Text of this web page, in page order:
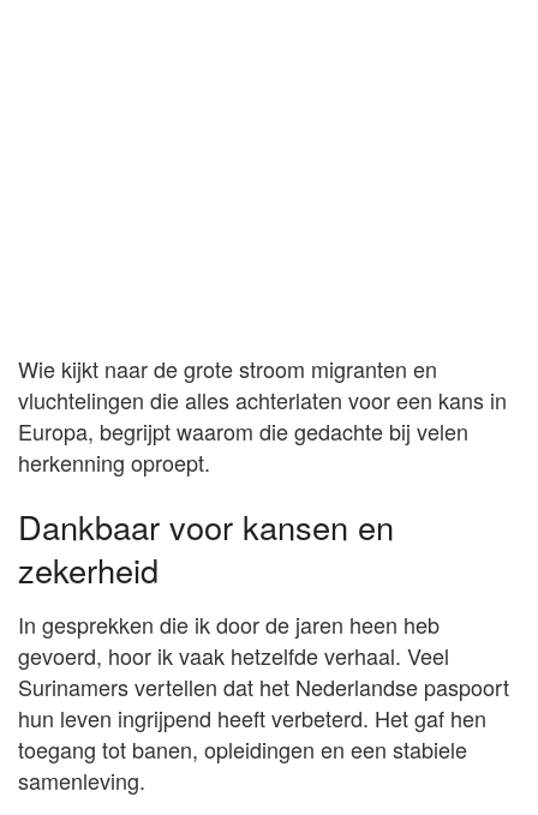
Wie kijkt naar de grote stroom migranten en
vluchtelingen die alles achterlaten voor een kans in
Europa, begrijpt waarom die gedachte bij velen
herkenning oproept.
Dankbaar voor kansen en
zekerheid
In gesprekken die ik door de jaren heen heb
gevoerd, hoor ik vaak hetzelfde verhaal. Veel
Surinamers vertellen dat het Nederlandse paspoort
hun leven ingrijpend heeft verbeterd. Het gaf hen
toegang tot banen, opleidingen en een stabiele
samenleving.